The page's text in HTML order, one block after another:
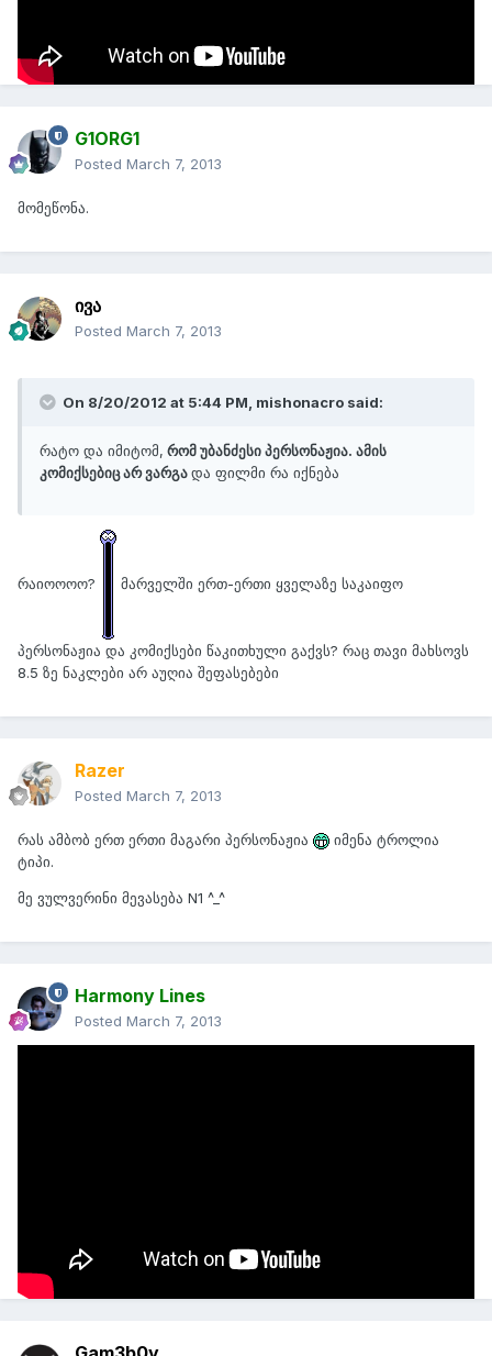
მიმდინარე წლის ზაფხულში გამოდის
G1ORG1
Posted March 7, 2013
მომეწონა.
ივა
Posted March 7, 2013
On 8/20/2012 at 5:44 PM, mishonacro said:
რატო და იმიტომ, რომ უბანძესი პერსონაჟია. ამის
კომიქსებიც არ ვარგადა ფილმი რა იქნება
რაიოოოო? მარველში ერთ-ერთი ყველაზე საკაიფო
პერსონაჟია და კომიქსები წაკითხული გაქვს? რაც თავი მახსოვს
8.5 ზე ნაკლები არ აუღია შეფასებები
Razer
Posted March 7, 2013
რას ამბობ ერთ ერთი მაგარი პერსონაჟია
იმენა ტროლია
ტიპი.
მე ვულვერინი მევასება N1 ^_^
Harmony Lines
Posted March 7, 2013